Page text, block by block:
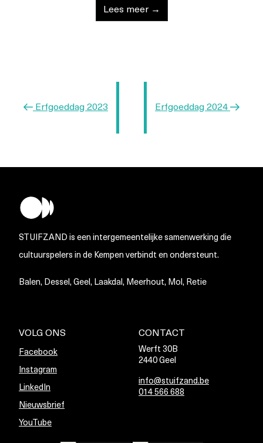
Lees meer →
VorigErfgoeddag 2023
Volgend
Erfgoeddag 2024
STUIFZAND is een intergemeentelijke samenwerking die
cultuurspelers in de Kempen verbindt en ondersteunt.
Balen, Dessel, Geel, Laakdal, Meerhout, Mol, Retie
VOLG ONS
Facebook
Instagram
LinkedIn
Nieuwsbrief
YouTube
CONTACT
Werft 30B
2440 Geel
info@stuifzand.be
014 566 688